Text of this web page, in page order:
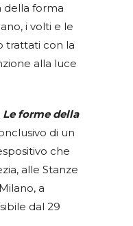
della forma
i volti e le
trattati con la
alla luce
forme della
di un
che
alle Stanze
a
dal 29